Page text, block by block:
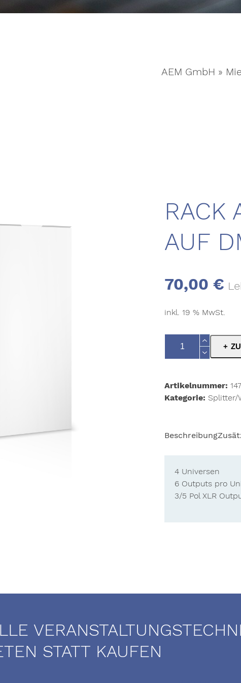
AEM GmbH »
RACK
AUF
70,00 €
inkl. 19 % MwSt.
DMX/RDM
Menge
+
Artikelnummer:
Kategorie: Splitter/
Beschreibung
4 Universen
6 Outputs pro
3/5 Pol XLR
STATT KAUFEN